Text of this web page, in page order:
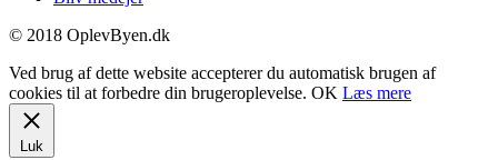
© 2018 OplevByen.dk
Ved brug af dette website accepterer du automatisk brugen af
cookies til at forbedre din brugeroplevelse. OK Læs mere
Luk